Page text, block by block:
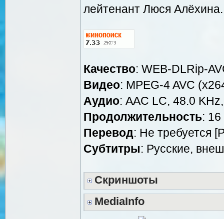
лейтенант Люся
Качество: WEB-DLRip-
Видео: MPEG-4 AVC
Аудио: AAC LC, 48.0
Продолжительность:
Перевод: Не требуется
Cубтитры: Русские,
Скриншоты
MediaInfo